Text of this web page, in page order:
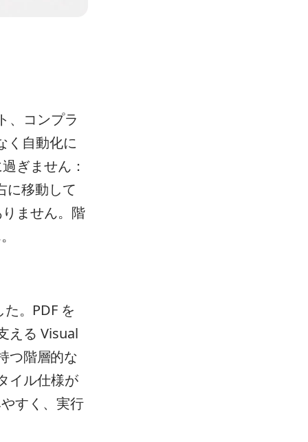
、コンプラ
く自動化に
ぎません：
に移動して
ません。階
。PDF を
える Visual
つ階層的な
イル仕様が
すく、実行